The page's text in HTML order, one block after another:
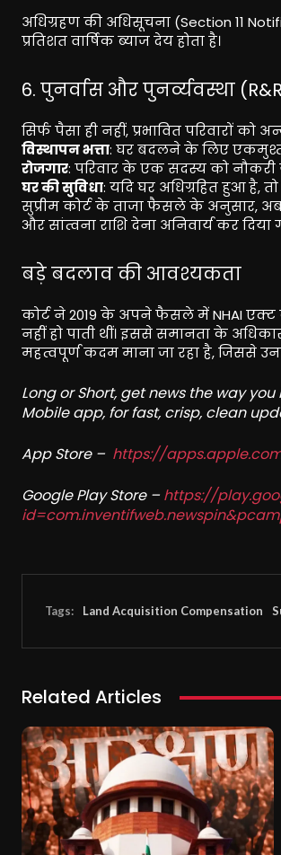
अधिग्रहण की अधिसूचना (Section 11
प्रतिशत वार्षिक ब्याज देय होता है।
6. पुनर्वास और पुनर्व्यवस्था
सिर्फ पैसा ही नहीं, प्रभावित परिवारों को
विस्थापन भत्ता: घर बदलने के लिए एकमुश्त
रोजगार: परिवार के एक सदस्य को
घर की सुविधा: यदि घर अधिग्रहित हुआ है,
सुप्रीम कोर्ट के ताजा फैसले के अनुसार,
और सांत्वना राशि देना अनिवार्य कर दिया
बड़े बदलाव की आवश्यकता
कोर्ट ने 2019 के अपने फैसले में NHAI एक्ट
नहीं हो पाती थीं। इससे समानता के
महत्वपूर्ण कदम माना जा रहा है, जिससे
Long or Short, get news the way
Mobile app, for fast, crisp, clean
App Store – https://
Google Play Store – https://
Tags: Land Acquisition Compensation
Related Articles